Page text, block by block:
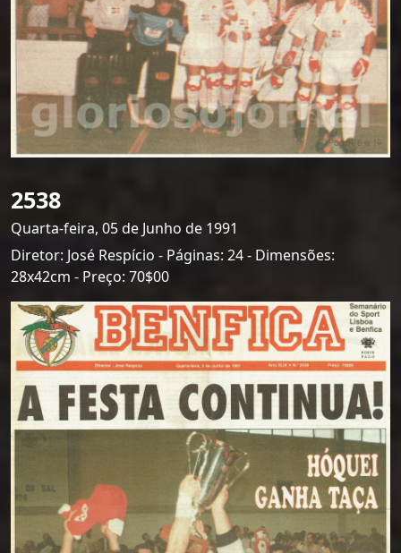
2538
Quarta-feira, 05 de Junho de 1991
Diretor: José Respício - Páginas: 24 - Dimensões:
28x42cm - Preço: 70$00